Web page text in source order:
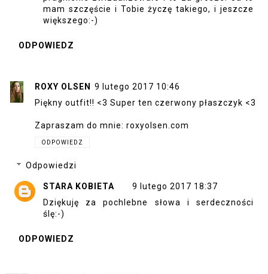
mam szczęście i Tobie życzę takiego, i jeszcze
większego:-)
ODPOWIEDZ
ROXY OLSEN 9 lutego 2017 10:46
Piękny outfit!! <3 Super ten czerwony płaszczyk <3
Zapraszam do mnie: roxyolsen.com
ODPOWIEDZ
Odpowiedzi
STARA KOBIETA
9 lutego 2017 18:37
Dziękuję za pochlebne słowa i serdeczności
ślę:-)
ODPOWIEDZ